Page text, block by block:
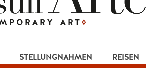
STELLUNGNAHMEN REISEN